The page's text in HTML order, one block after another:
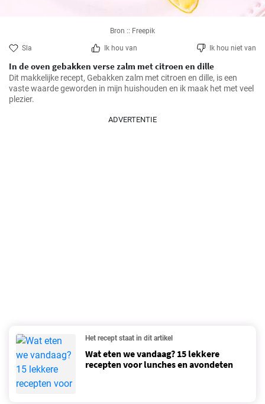
Bron :: Freepik
Sla Ik hou van Ik hou niet van
In de oven gebakken verse zalm met citroen en dille
Dit makkelijke recept, Gebakken zalm met citroen en dille, is een
vaste waarde geworden in mijn huishouden en ik maak het met veel
plezier.
ADVERTENTIE
Het recept staat in dit artikel
Wat eten we vandaag? 15 lekkere
recepten voor lunches en avondeten